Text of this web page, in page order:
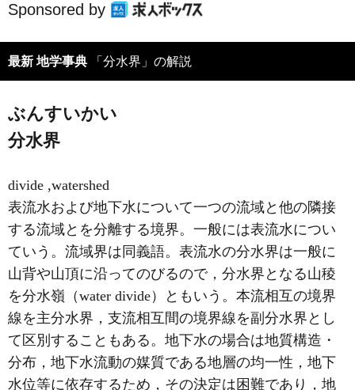
Sponsored by
最新 地学事典 「分水界」の解説
ぶんすいかい
分水界
divide ,watershed
表流水および地下水について一つの流域と他の隣接
する流域とを分離する境界。一般には表流水につい
ていう。流域界は同義語。表流水の分水界は一般に
山背や山頂に沿ってのびるので，分水界となる山稜
を分水嶺（water divide）ともいう。本流相互の境界
線を主分水界，支流相互間の境界線を副分水界とし
て区別することもある。地下水の場合は地質構造・
分布，地下水流動の媒質である地層の均一性，地下
水位等に依存するため，その決定は困難であり，地